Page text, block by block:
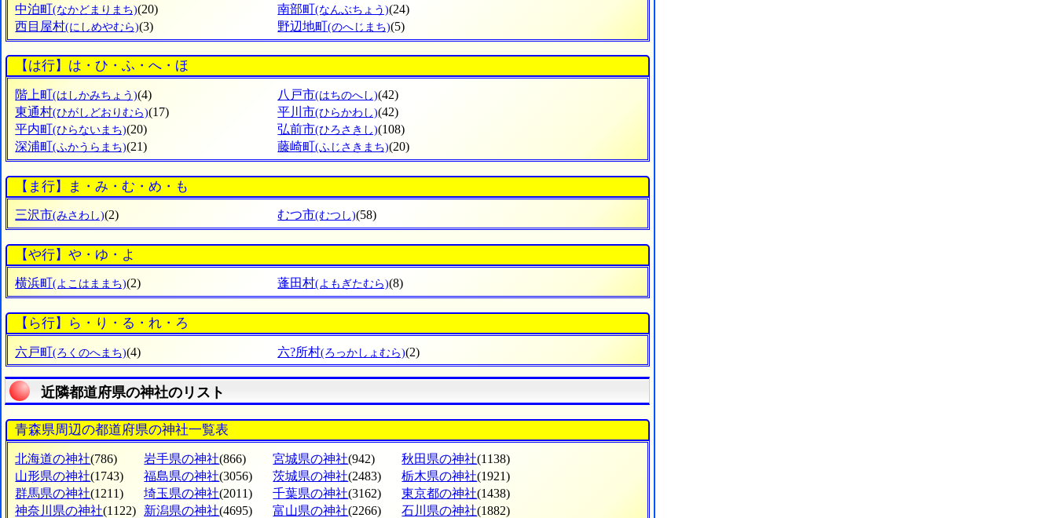
中泊町(なかどまりまち)(20) 南部町(なんぶちょう)(24)
西目屋村(にしめやむら)(3) 野辺地町(のへじまち)(5)
【は行】は・ひ・ふ・へ・ほ
階上町(はしかみちょう)(4) 八戸市(はちのへし)(42)
東通村(ひがしどおりむら)(17) 平川市(ひらかわし)(42)
平内町(ひらないまち)(20) 弘前市(ひろさきし)(108)
深浦町(ふかうらまち)(21) 藤崎町(ふじさきまち)(20)
【ま行】ま・み・む・め・も
三沢市(みさわし)(2) むつ市(むつし)(58)
【や行】や・ゆ・よ
横浜町(よこはままち)(2) 蓬田村(よもぎたむら)(8)
【ら行】ら・り・る・れ・ろ
六戸町(ろくのへまち)(4) 六?所村(ろっかしょむら)(2)
近隣都道府県の神社のリスト
青森県周辺の都道府県の神社一覧表
北海道の神社(786) 岩手県の神社(866) 宮城県の神社(942) 秋田県の神社(1138)
山形県の神社(1743) 福島県の神社(3056) 茨城県の神社(2483) 栃木県の神社(1921)
群馬県の神社(1211) 埼玉県の神社(2011) 千葉県の神社(3162) 東京都の神社(1438)
神奈川県の神社(1122) 新潟県の神社(4695) 富山県の神社(2266) 石川県の神社(1882)